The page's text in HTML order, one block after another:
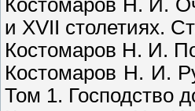
Костомаров Н. И.
и XVII столетиях.
Костомаров Н. И.
Костомаров Н. И.
Том 1. Господство